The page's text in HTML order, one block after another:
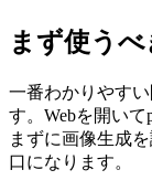
まず使うべ
一番わかりやす
す。Webを開い
まずに画像生成
口になります。